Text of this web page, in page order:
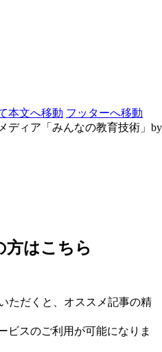
本文へ移動 フッターへ移動
ディア「みんなの教育技術」by
方はこちら
ただくと、オススメ記事の精
ビスのご利用が可能になりま